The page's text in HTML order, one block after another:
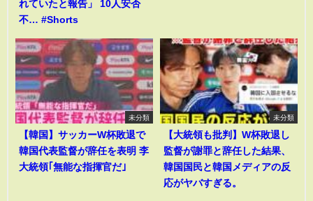
れていたと報告」 10人安否
不… #Shorts
未分類
【韓国】サッカーW杯敗退で
韓国代表監督が辞任を表明 李
大統領｢無能な指揮官だ｣
未分類
【大統領も批判】W杯敗退し
監督が謝罪と辞任した結果、
韓国国民と韓国メディアの反
応がヤバすぎる。